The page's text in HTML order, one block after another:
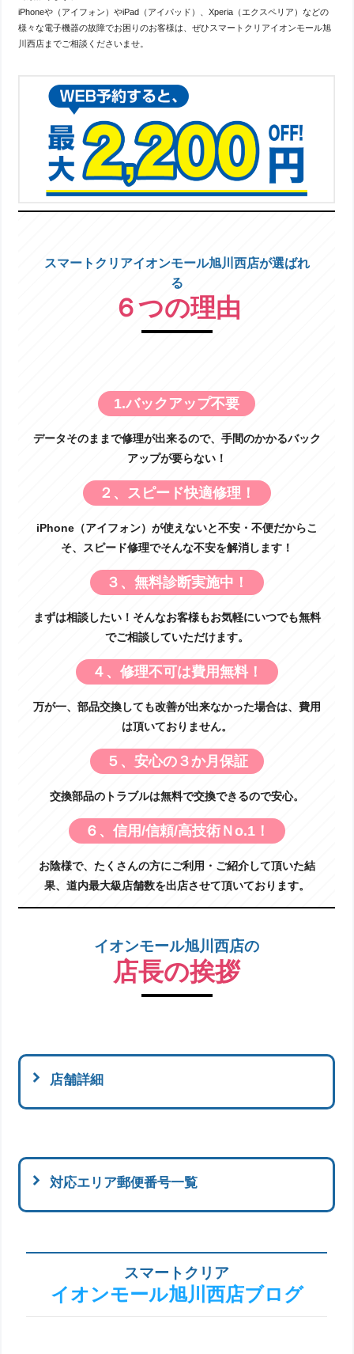
iPhoneや（アイフォン）やiPad（アイパッド）、Xperia（エクスペリア）などの
様々な電子機器の故障でお困りのお客様は、ぜひスマートクリアイオンモール旭
川西店までご相談くださいませ。
スマートクリアイオンモール旭川西店が選ばれ
る
６つの理由
1.バックアップ不要
データそのままで修理が出来るので、手間のかかるバック
アップが要らない！
２、スピード快適修理！
iPhone（アイフォン）が使えないと不安・不便だからこ
そ、スピード修理でそんな不安を解消します！
３、無料診断実施中！
まずは相談したい！そんなお客様もお気軽にいつでも無料
でご相談していただけます。
４、修理不可は費用無料！
万が一、部品交換しても改善が出来なかった場合は、費用
は頂いておりません。
５、安心の３か月保証
交換部品のトラブルは無料で交換できるので安心。
６、信用/信頼/高技術Ｎo.1！
お陰様で、たくさんの方にご利用・ご紹介して頂いた結
果、道内最大級店舗数を出店させて頂いております。
イオンモール旭川西店の
店長の挨拶
店舗詳細
対応エリア郵便番号一覧
スマートクリア
イオンモール旭川西店ブログ